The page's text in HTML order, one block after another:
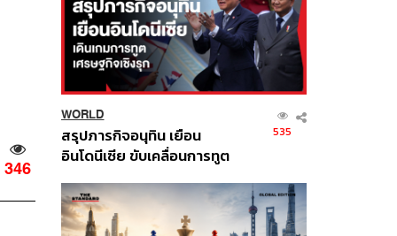
346
WORLD
สรุปภารกิจอนุทิน เยือน
อินโดนีเซีย ขับเคลื่อนการทูต
ส่วนยุทธศาสตร์ไทย –
อินโดนีเซีย
535